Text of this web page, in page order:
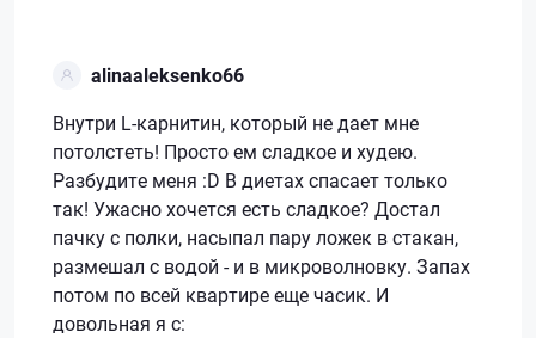
alinaaleksenko66
Внутри L-карнитин, который не дает мне
потолстеть! Просто ем сладкое и худею.
Разбудите меня :D В диетах спасает только
так! Ужасно хочется есть сладкое? Достал
пачку с полки, насыпал пару ложек в стакан,
размешал с водой - и в микроволновку. Запах
потом по всей квартире еще часик. И
довольная я с: